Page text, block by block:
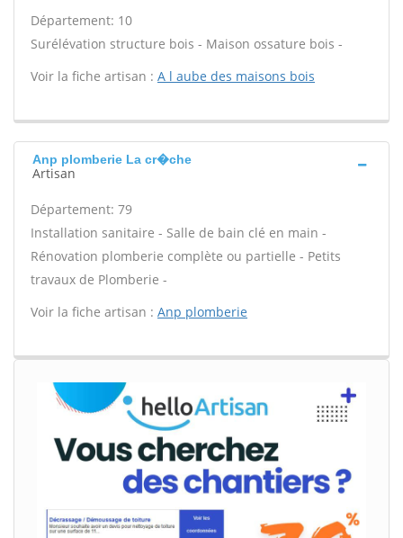
Département: 10
Surélévation structure bois - Maison ossature bois -
Voir la fiche artisan : A l aube des maisons bois
Anp plomberie La cr�che
Artisan
Département: 79
Installation sanitaire - Salle de bain clé en main -
Rénovation plomberie complète ou partielle - Petits
travaux de Plomberie -
Voir la fiche artisan : Anp plomberie